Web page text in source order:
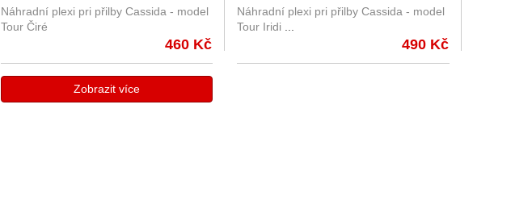
(čiré)
Náhradní plexi pri přilby Cassida - model
Tour Čiré
460 Kč
(iridium)
Náhradní plexi pri přilby Cassida - model
Tour Iridi ...
490 Kč
Zobrazit více